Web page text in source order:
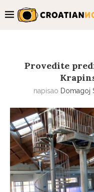
Provedite
napisao Domagoj